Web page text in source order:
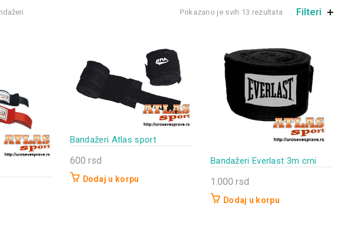
Prikazano je svih 13 rezultata Filteri
Bandažeri Atlas sport
600 rsd
Dodaj u korpu
Bandažeri Everlast 3m crni
1.000 rsd
Dodaj u korpu